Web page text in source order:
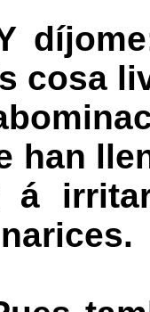
cosa
han
á